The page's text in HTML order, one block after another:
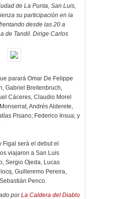
de La Punta, San Luis,
su participación en la
desde las 20 a
de Tandil. Dirige Carlos
parará Omar De Felippe
Gabriel Breitenbruch,
Cáceres, Claudio Morel
Andrés Alderete,
Pisano; Federico Insua; y
Figal será el debut el
viajaron a San Luis
Sergio Ojeda, Lucas
Guilleremo Pereira,
Penco.
porLa Caldera del Diablo